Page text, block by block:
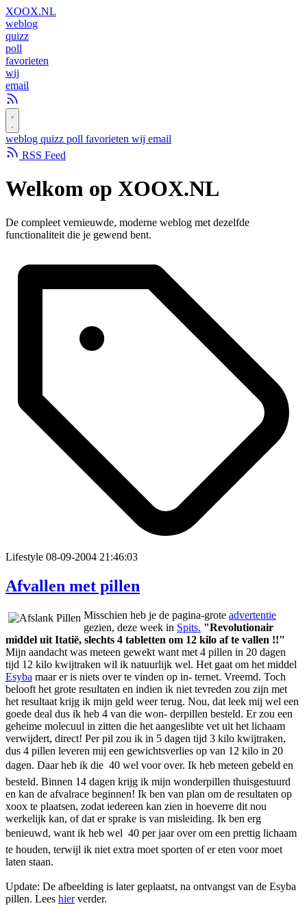
XOOX.NL
weblog
quizz
poll
favorieten
wij
email
weblog quizz poll favorieten wij email
RSS Feed
Welkom op XOOX.NL
De compleet vernieuwde, moderne weblog met dezelfde
functionaliteit die je gewend bent.
Lifestyle 08-09-2004 21:46:03
Afvallen met pillen
Misschien heb je de pagina-grote advertentie
gezien, deze week in Spits. "Revolutionair
middel uit Itatië, slechts 4 tabletten om 12 kilo af te vallen !!"
Mijn aandacht was meteen gewekt want met 4 pillen in 20 dagen
tijd 12 kilo kwijtraken wil ik natuurlijk wel. Het gaat om het middel
Esyba maar er is niets over te vinden op in- ternet. Vreemd. Toch
belooft het grote resultaten en indien ik niet tevreden zou zijn met
het resultaat krijg ik mijn geld weer terug. Nou, dat leek mij wel een
goede deal dus ik heb 4 van die won- derpillen besteld. Er zou een
geheime molecuul in zitten die het aangeslibte vet uit het lichaam
verwijdert, direct! Per pil zou ik in 5 dagen tijd 3 kilo kwijtraken,
dus 4 pillen leveren mij een gewichtsverlies op van 12 kilo in 20
dagen. Daar heb ik die  40 wel voor over. Ik heb meteen gebeld en
besteld. Binnen 14 dagen krijg ik mijn wonderpillen thuisgestuurd
en kan de afvalrace beginnen! Ik ben van plan om de resultaten op
xoox te plaatsen, zodat iedereen kan zien in hoeverre dit nou
werkelijk kan, of dat er sprake is van misleiding. Ik ben erg
benieuwd, want ik heb wel  40 per jaar over om een prettig lichaam
te houden, terwijl ik niet extra moet sporten of er eten voor moet
laten staan.
Update: De afbeelding is later geplaatst, na ontvangst van de Esyba
pillen. Lees hierverder.